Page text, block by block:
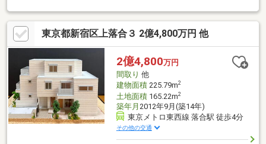
東京都新宿区上落合３ 2億4,800万円 他
2億4,800万円
間取り 他
建物面積225.79m2
土地面積165.22m2
築年月 2012年9月(築14年)
東京メトロ東西線 落合駅 徒歩4分
その他の交通